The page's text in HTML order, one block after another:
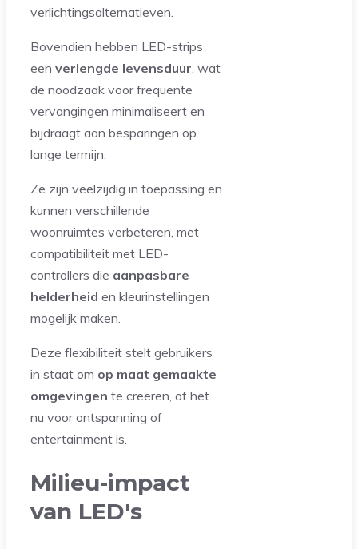
verlichtingsalternatieven.
Bovendien hebben LED-strips
een verlengde levensduur , wat
de noodzaak voor frequente
vervangingen minimaliseert en
bijdraagt aan besparingen op
lange termijn.
Ze zijn veelzijdig in toepassing en
kunnen verschillende
woonruimtes verbeteren, met
compatibiliteit met LED-
controllers die aanpasbare
helderheid en kleurinstellingen
mogelijk maken.
Deze flexibiliteit stelt gebruikers
in staat om op maat gemaakte
omgevingen te creëren, of het
nu voor ontspanning of
entertainment is.
Milieu-impact
van LED's